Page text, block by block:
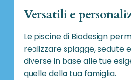
Versatili e
Le piscine di Biodesign
realizzare spiagge, sedute
diverse in base alle tue
quelle della tua famiglia.